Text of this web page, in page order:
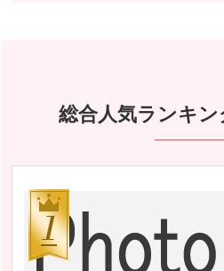
総合人気ランキン